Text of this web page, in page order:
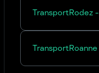
TransportRodez -
TransportRoanne